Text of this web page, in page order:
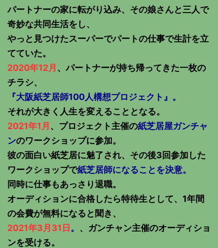
パートナーの家に転がり込み、その娘さんと三人で
奇妙な共同生活をし、
やっと見つけたスーパーでパートの仕事で生計を立
てていた。
2020年12月 、パートナーが持ち帰ってきた一枚の
チラシ、
『大阪紙芝居師100人構想プロジェクト』。
それが大きく人生を変えることとなる。
2021年1月 、プロジェクト主催の紙芝居屋ガンチャ
ンのワークショップに参加。
彼の面白い紙芝居に魅了され、その後3回参加した
ワークショップで紙芝居師になることを決意。
同時に仕事もあっさり退職。
オーディションに合格したら特待生として、1年間
の会費が無料になると聞き、
2021年3月31日 。 、ガンチャン主催のオーディショ
ンを受ける。